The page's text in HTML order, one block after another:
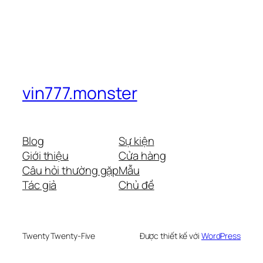
vin777.monster
Blog
Giới thiệu
Câu hỏi thường gặp
Tác giả
Sự kiện
Cửa hàng
Mẫu
Chủ đề
Twenty Twenty-Five Được thiết kế với WordPress